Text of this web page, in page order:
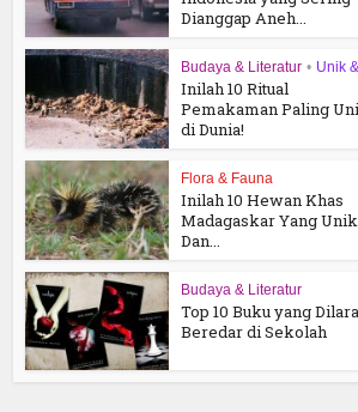
Dianggap Aneh...
Budaya & Literatur • Unik
Inilah 10 Ritual
Pemakaman Paling
di Dunia!
Flora & Fauna
Inilah 10 Hewan Khas
Madagaskar Yang Unik
Dan...
Budaya & Literatur
Top 10 Buku yang
Beredar di Sekolah